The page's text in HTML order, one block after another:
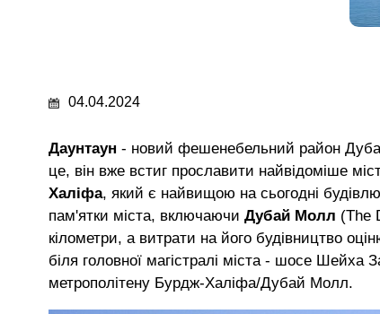
04.04.2024
Даунтаун - новий фешенебельний район
це, він вже встиг прославити найвідоміше
Халіфа, який є найвищою на сьогодні
пам'ятки міста, включаючи Дубай Молл (The
кілометри, а витрати на його будівництво
біля головної магістралі міста - шосе Шейха
метрополітену Бурдж-Халіфа/Дубай Молл.